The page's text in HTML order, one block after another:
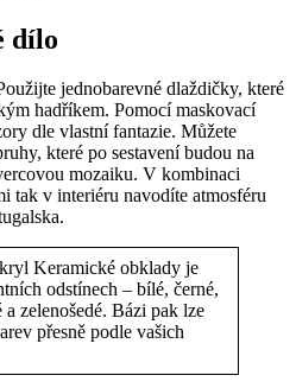
dílo
jednobarevné dlaždičky, které
hadříkem. Pomocí maskovací
dle vlastní fantazie. Můžete
které po sestavení budou na
mozaiku. V kombinaci
tak v interiéru navodíte atmosféru
Keramické obklady je
odstínech – bílé, černé,
zelenošedé. Bázi pak lze
přesně podle vašich